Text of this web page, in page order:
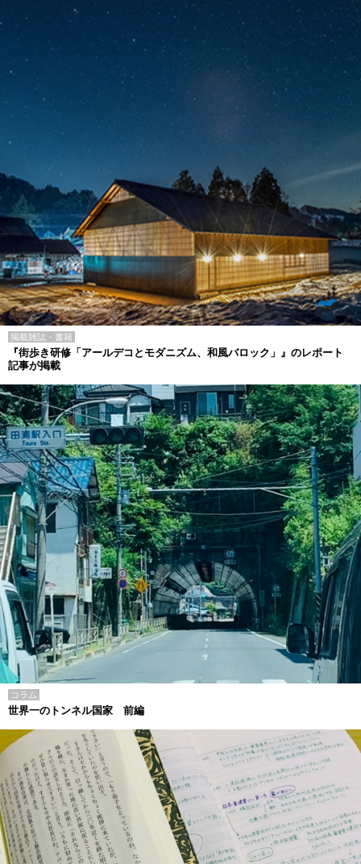
掲載雑誌・書籍
『街歩き研修「アールデコとモダニズム、和風バロック」』のレポート
記事が掲載
コラム
世界一のトンネル国家 前編